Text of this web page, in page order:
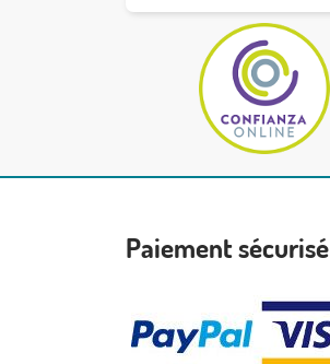
Paiement sécurisé